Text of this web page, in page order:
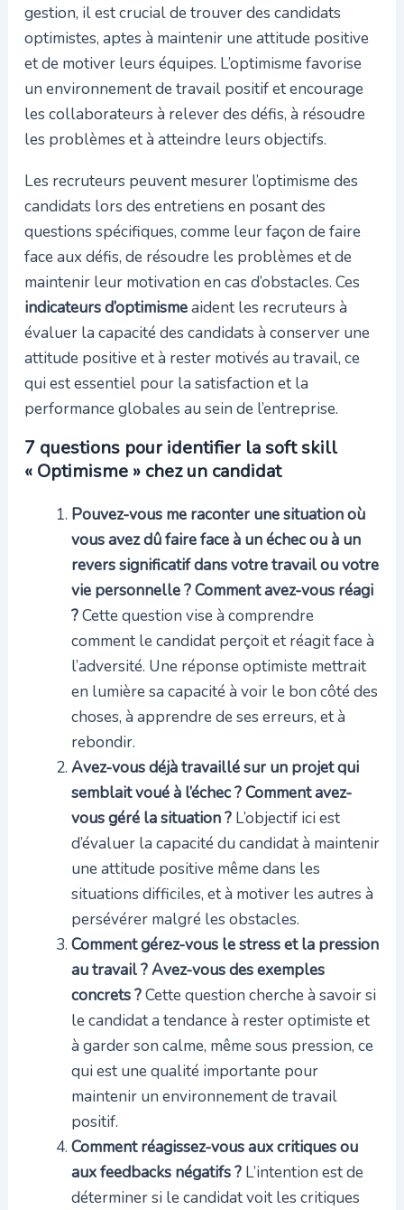
gestion, il est crucial de trouver des candidats
optimistes, aptes à maintenir une attitude positive
et de motiver leurs équipes. L’optimisme favorise
un environnement de travail positif et encourage
les collaborateurs à relever des défis, à résoudre
les problèmes et à atteindre leurs objectifs.
Les recruteurs peuvent mesurer l’optimisme des
candidats lors des entretiens en posant des
questions spécifiques, comme leur façon de faire
face aux défis, de résoudre les problèmes et de
maintenir leur motivation en cas d’obstacles. Ces
indicateurs d’optimismeaident les recruteurs à
évaluer la capacité des candidats à conserver une
attitude positive et à rester motivés au travail, ce
qui est essentiel pour la satisfaction et la
performance globales au sein de l’entreprise.
7 questions pour identifier la soft skill
« Optimisme » chez un candidat
Pouvez-vous me raconter une situation où
vous avez dû faire face à un échec ou à un
revers significatif dans votre travail ou votre
vie personnelle ? Comment avez-vous réagi
?Cette question vise à comprendre
comment le candidat perçoit et réagit face à
l’adversité. Une réponse optimiste mettrait
en lumière sa capacité à voir le bon côté des
choses, à apprendre de ses erreurs, et à
rebondir.
Avez-vous déjà travaillé sur un projet qui
semblait voué à l’échec ? Comment avez-
vous géré la situation ? L’objectif ici est
d’évaluer la capacité du candidat à maintenir
une attitude positive même dans les
situations difficiles, et à motiver les autres à
persévérer malgré les obstacles.
Comment gérez-vous le stress et la pression
au travail ? Avez-vous des exemples
concrets ?Cette question cherche à savoir si
le candidat a tendance à rester optimiste et
à garder son calme, même sous pression, ce
qui est une qualité importante pour
maintenir un environnement de travail
positif.
Comment réagissez-vous aux critiques ou
aux feedbacks négatifs ? L’intention est de
déterminer si le candidat voit les critiques